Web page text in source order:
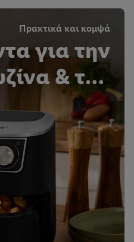
Πρακτικά και κομψά
για την
& τον